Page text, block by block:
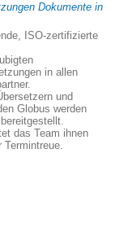
Dokumente in
ISO-zertifizierte
in allen
und
Globus werden
das Team ihnen